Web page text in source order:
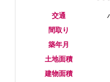
交通
間取り
築年月
土地面積
建物面積